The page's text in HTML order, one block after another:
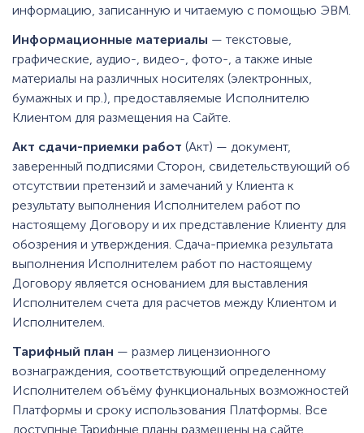
информацию, записанную и читаемую с помощью ЭВМ.
Информационные материалы — текстовые,
графические, аудио-, видео-, фото-, а также иные
материалы на различных носителях (электронных,
бумажных и пр.), предоставляемые Исполнителю
Клиентом для размещения на Сайте.
Акт сдачи-приемки работ (Акт) — документ,
заверенный подписями Сторон, свидетельствующий об
отсутствии претензий и замечаний у Клиента к
результату выполнения Исполнителем работ по
настоящему Договору и их представление Клиенту для
обозрения и утверждения. Сдача-приемка результата
выполнения Исполнителем работ по настоящему
Договору является основанием для выставления
Исполнителем счета для расчетов между Клиентом и
Исполнителем.
Тарифный план — размер лицензионного
вознаграждения, соответствующий определенному
Исполнителем объёму функциональных возможностей
Платформы и сроку использования Платформы. Все
доступные Тарифные планы размещены на сайте